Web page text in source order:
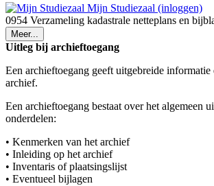
Mijn Studiezaal (inloggen)
0954 Verzameling kadastrale netteplans en
Meer...
Uitleg bij archieftoegang
Een archieftoegang geeft uitgebreide informatie
archief.
Een archieftoegang bestaat over het algemeen
onderdelen:
• Kenmerken van het archief
• Inleiding op het archief
• Inventaris of plaatsingslijst
• Eventueel bijlagen